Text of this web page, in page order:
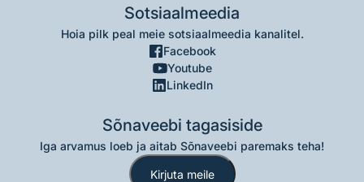
Sotsiaalmeedia
Hoia pilk peal meie sotsiaalmeedia kanalitel.
Facebook
Youtube
LinkedIn
Sõnaveebi tagasiside
Iga arvamus loeb ja aitab Sõnaveebi paremaks teha!
Kirjuta meile